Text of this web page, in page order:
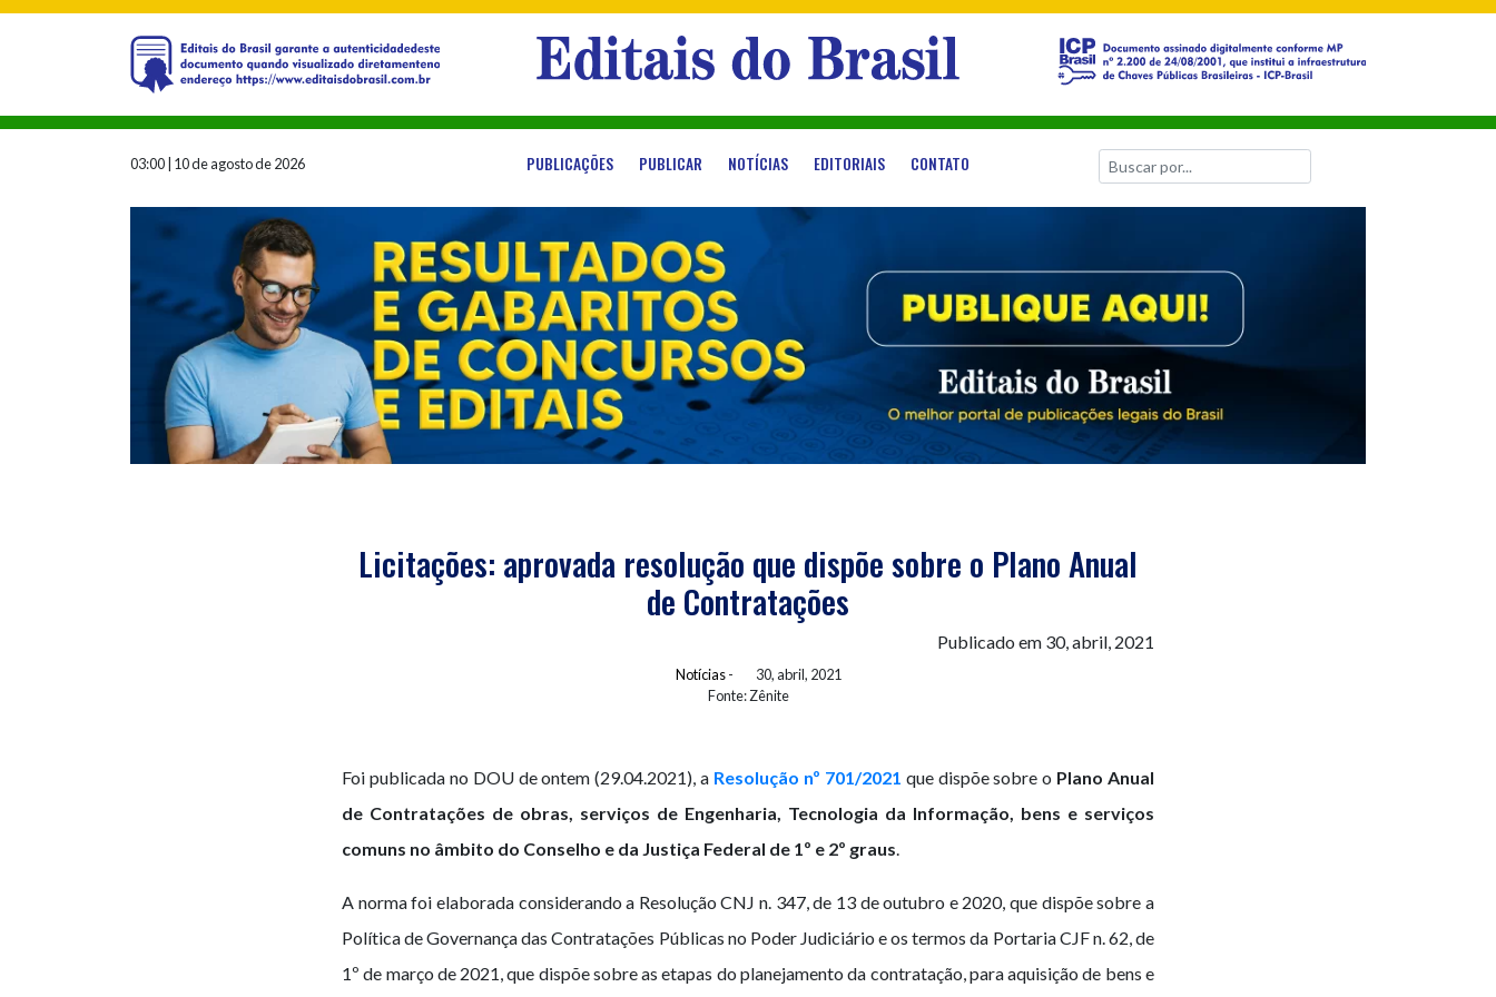
03:00| 10 de agosto de 2026 PUBLICAÇÕES PUBLICAR NOTÍCIAS EDITORIAIS CONTATO
Licitações: aprovada resolução que dispõe sobre o Plano Anual
de Contratações
Publicado em 30, abril, 2021
Notícias-
30, abril, 2021
Fonte: Zênite
Foi publicada no DOU de ontem (29.04.2021), a Resolução nº 701/2021 que dispõe sobre o Plano Anual
de Contratações de obras, serviços de Engenharia, Tecnologia da Informação, bens e serviços
comuns no âmbito do Conselho e da Justiça Federal de 1º e 2º graus
A norma foi elaborada considerando a Resolução CNJ n. 347, de 13 de outubro e 2020, que dispõe sobre a
Política de Governança das Contratações Públicas no Poder Judiciário e os termos da Portaria CJF n. 62, de
1º de março de 2021, que dispõe sobre as etapas do planejamento da contratação, para aquisição de bens e